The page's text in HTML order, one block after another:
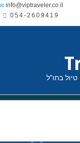
054-2609419
טיול בחו"ל